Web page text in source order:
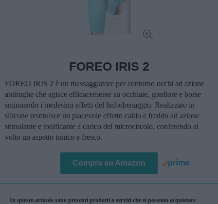
FOREO IRIS 2
FOREO IRIS 2 è un massaggiatore per contorno occhi ad azione
antirughe che agisce efficacemente su occhiaie, gonfiore e borse
sminuendo i medesimi effetti del linfodrenaggio. Realizzato in
silicone restituisce un piacevole effetto caldo e freddo ad azione
stimolante e tonificante a carico del microcircolo, conferendo al
volto un aspetto tonico e fresco.
Compra su Amazon
In questo articolo sono presenti prodotti o servizi che si possono acquistare